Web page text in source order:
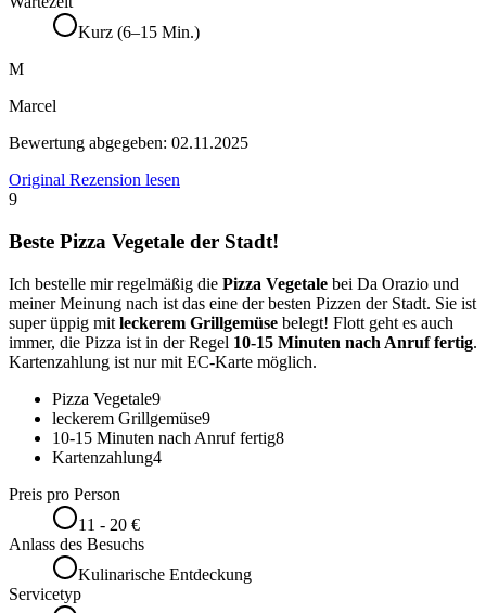
Kurz (6–15 Min.)
M
Marcel
Bewertung abgegeben: 02.11.2025
Original Rezension lesen
9
Beste Pizza Vegetale der Stadt!
Ich bestelle mir regelmäßig die Pizza Vegetale bei Da Orazio und
meiner Meinung nach ist das eine der besten Pizzen der Stadt. Sie ist
super üppig mit leckerem Grillgemüse belegt! Flott geht es auch
immer, die Pizza ist in der Regel 10-15 Minuten nach Anruf fertig.
Kartenzahlung ist nur mit EC-Karte möglich.
Pizza Vegetale9
leckerem Grillgemüse9
10-15 Minuten nach Anruf fertig8
Kartenzahlung4
Preis pro Person
11 - 20 €
Anlass des Besuchs
Kulinarische Entdeckung
Servicetyp